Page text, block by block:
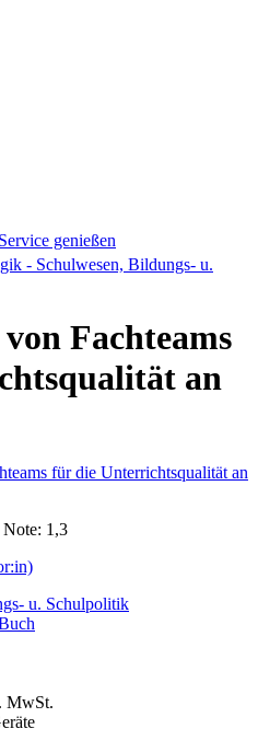
genießen
- Schulwesen, Bildungs- u.
Fachteams
an
Note: 1,3
u. Schulpolitik
MwSt.